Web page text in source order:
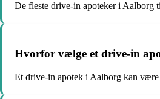
De fleste drive-in apoteker i Aalborg
Hvorfor vælge et drive-in
Et drive-in apotek i Aalborg kan være